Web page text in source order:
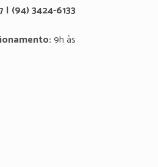
(94) 3424-6133
9h às